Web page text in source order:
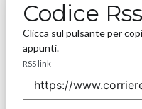
Codice Rss
Clicca sul pulsante per
appunti.
RSS link